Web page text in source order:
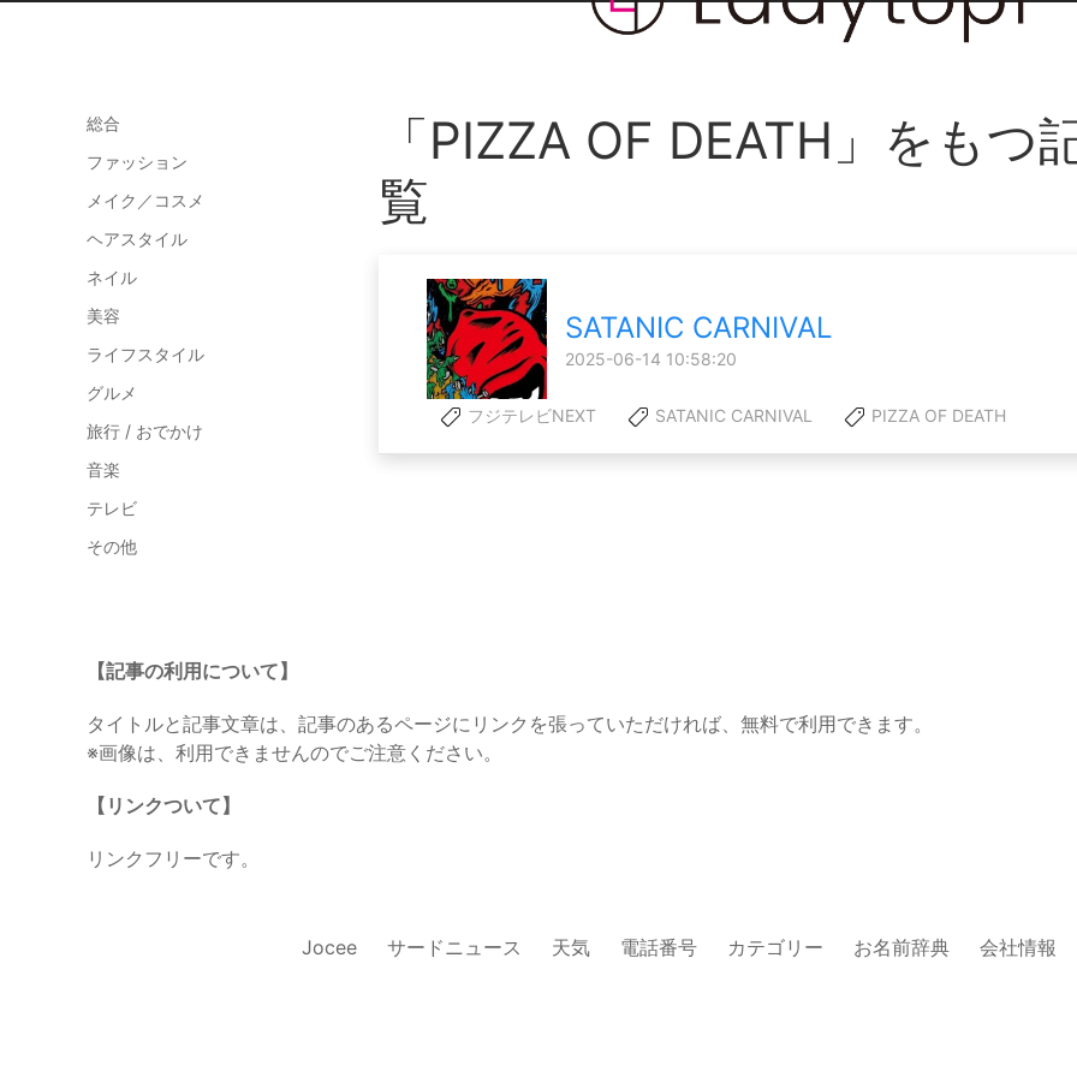
総合
ファッション
メイク／コスメ
ヘアスタイル
ネイル
美容
ライフスタイル
グルメ
旅行 / おでかけ
音楽
テレビ
その他
「PIZZA OF DEATH」をもつ
覧
SATANIC CARNIVAL
2025-06-14 10:58:20
フジテレビNEXT SATANIC CARNIVAL PIZZA OF DEATH
【記事の利用について】
タイトルと記事文章は、記事のあるページにリンクを張っていただければ、無料で利用できます。
※画像は、利用できませんのでご注意ください。
【リンクついて】
リンクフリーです。
Jocee サードニュース 天気 電話番号 カテゴリー お名前辞典 会社情報